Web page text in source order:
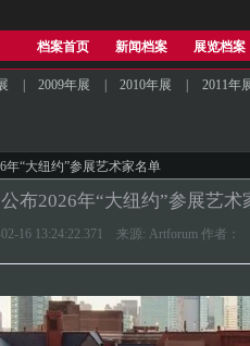
档案首页 新闻档案 展览档案
2009年展 2010年展 2011年
年“大纽约”参展艺术家名单
布2026年“大纽约”参展艺术
02-16 13:24:22.371 来源: Artforum 作者：